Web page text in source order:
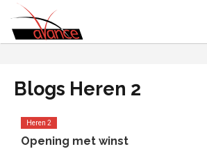
Blogs Heren 2
Heren 2
Opening met winst